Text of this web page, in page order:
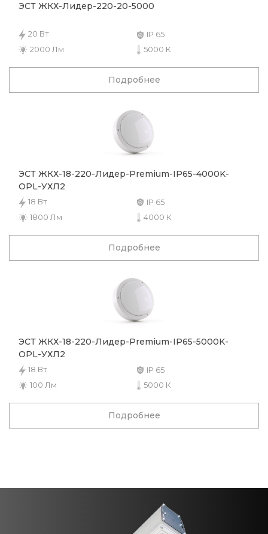
ЭСТ ЖКХ-Лидер-220-20-5000
20 Вт
IP 65
2000 Лм
5000 К
Подробнее
ЭСТ ЖКХ-18-220-Лидер-Premium-IP65-4000K-
OPL-УХЛ2
18 Вт
IP 65
1800 Лм
4000 К
Подробнее
ЭСТ ЖКХ-18-220-Лидер-Premium-IP65-5000K-
OPL-УХЛ2
18 Вт
IP 65
100 Лм
5000 К
Подробнее